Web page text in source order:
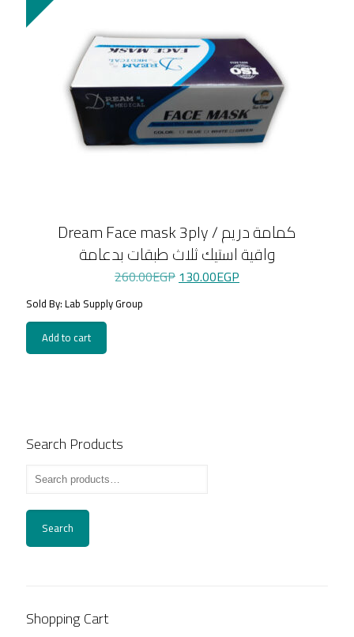
Dream Face mask 3ply / كمامة دريم
واقية استيك ثلاث طبقات بدعامة
260.00EGPOriginal
price
130.00EGPCurrent
price
Sold By: Lab Supply Group
Add to cart
Search Products
Search
Shopping Cart